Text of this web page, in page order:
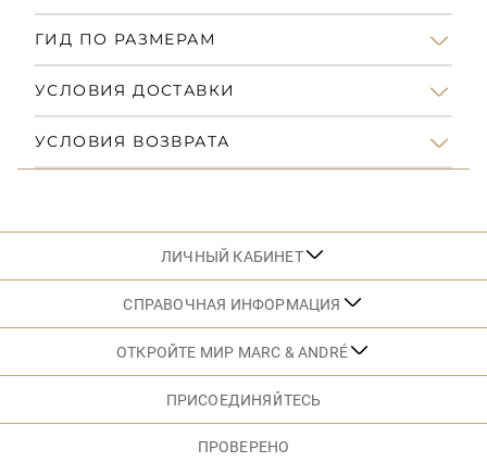
ГИД ПО РАЗМЕРАМ
УСЛОВИЯ ДОСТАВКИ
УСЛОВИЯ ВОЗВРАТА
ЛИЧНЫЙ КАБИНЕТ
СПРАВОЧНАЯ ИНФОРМАЦИЯ
ОТКРОЙТЕ МИР MARC & ANDRÉ
ПРИСОЕДИНЯЙТЕСЬ
ПРОВЕРЕНО